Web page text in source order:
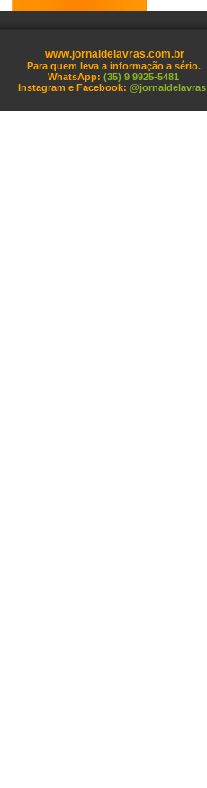
www.jornaldelavras.com.br
Para quem leva a informação a sério.
WhatsApp: (35) 9 9925-5481
Instagram e Facebook: @jornaldelavras